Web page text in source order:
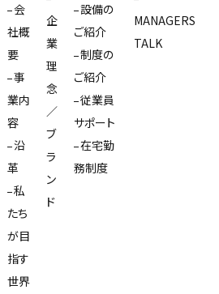
会
社概
要
事
業内
容
沿
革
私
たち
が目
指す
世界
企
業
理
念
／
ブ
ラ
ン
ド
設備の
ご紹介
制度の
ご紹介
従業員
サポート
在宅勤
務制度
MANAGERS
TALK